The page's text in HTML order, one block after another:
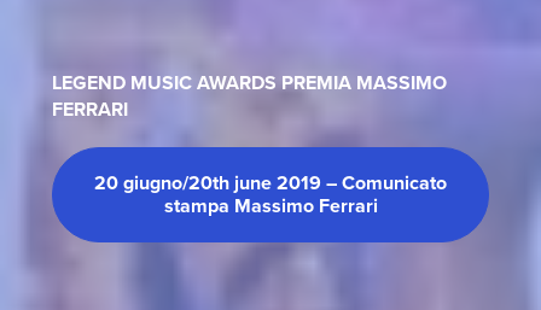
LEGEND MUSIC AWARDS PREMIA MASSIMO
FERRARI
20 giugno/20th june 2019 – Comunicato
stampa Massimo Ferrari